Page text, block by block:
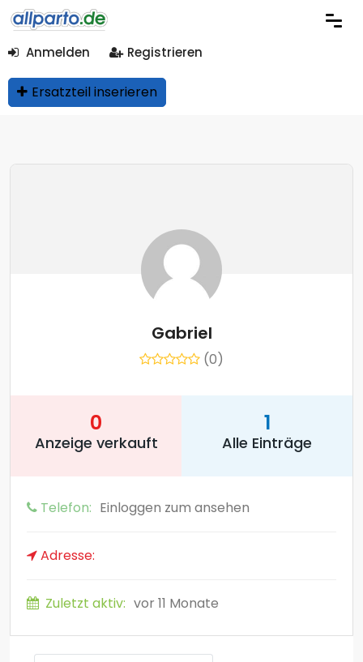
Anmelden Registrieren
Ersatzteil inserieren
Gabriel
(0)
0
Anzeige verkauft
1
Alle Einträge
Telefon: Einloggen zum ansehen
Adresse:
Zuletzt aktiv: vor 11 Monate